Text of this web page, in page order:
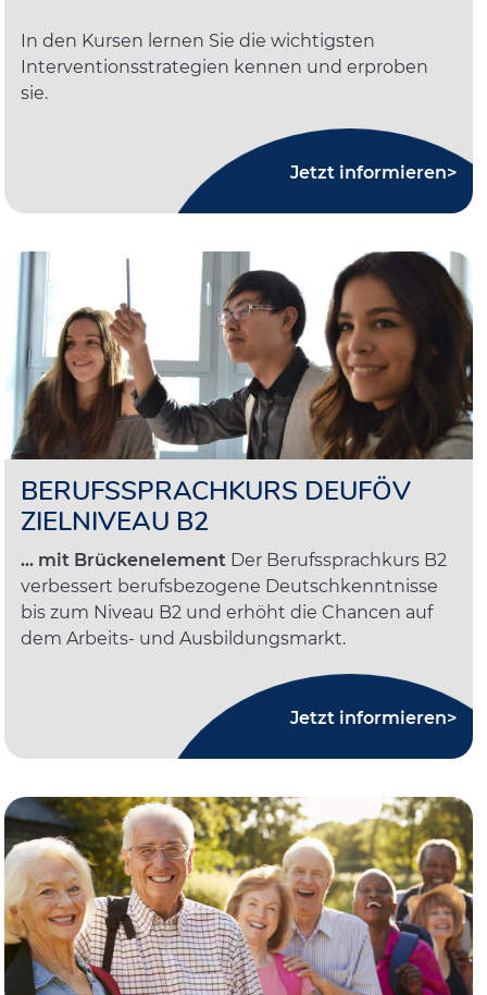
In den Kursen lernen Sie die wichtigsten
Interventionsstrategien kennen und erproben
sie.
Jetzt informieren>
BERUFSSPRACHKURS DEUFÖV
ZIELNIVEAU B2
... mit Brückenelement Der Berufssprachkurs B2
verbessert berufsbezogene Deutschkenntnisse
bis zum Niveau B2 und erhöht die Chancen auf
dem Arbeits- und Ausbildungsmarkt.
Jetzt informieren>